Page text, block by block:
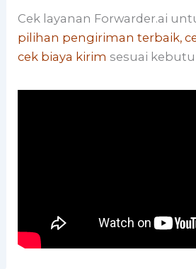
Cek layanan Forwarder.ai
pilihan pengiriman terbaik,
cek biaya kirim sesuai